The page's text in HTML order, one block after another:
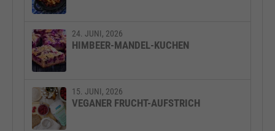
24. JUNI, 2026
HIMBEER-MANDEL-KUCHEN
15. JUNI, 2026
VEGANER FRUCHT-AUFSTRICH